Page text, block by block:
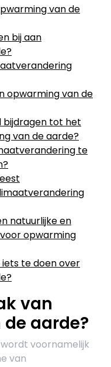
van de
bij aan
opwarming van de
bijdragen tot het
van de aarde?
te
natuurlijke en
opwarming
te doen over
van
aarde?
voornamelijk
van